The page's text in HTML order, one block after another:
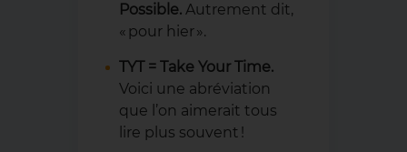
Possible.Autrement dit,
« pour hier ».
TYT = Take Your Time.
Voici une abréviation
que l’on aimerait tous
lire plus souvent !